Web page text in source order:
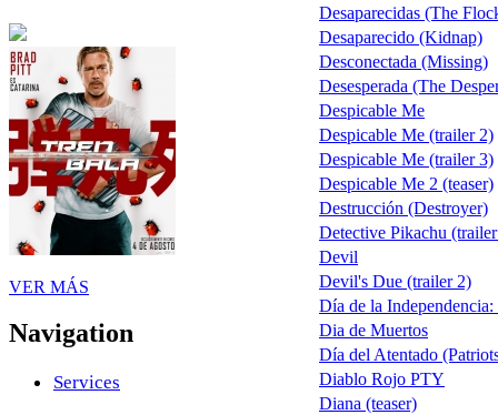
VER MÁS
Navigation
Services
Desaparecidas (The
Desaparecido (Kidnap)
Desconectada (Missing)
Desesperada (The
Despicable Me
Despicable Me (trailer 2)
Despicable Me (trailer 3)
Despicable Me 2 (teaser)
Destrucción (Destroyer)
Detective Pikachu
Devil
Devil's Due (trailer 2)
Día de la
Dia de Muertos
Día del Atentado
Diablo Rojo PTY
Diana (teaser)